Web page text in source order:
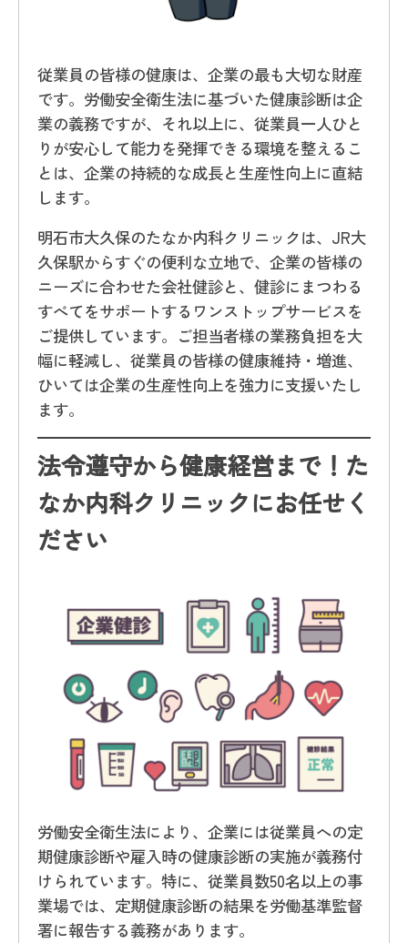
従業員の皆様の健康は、企業の最も大切な財産
です。労働安全衛生法に基づいた健康診断は企
業の義務ですが、それ以上に、従業員一人ひと
りが安心して能力を発揮できる環境を整えるこ
とは、企業の持続的な成長と生産性向上に直結
します。
明石市大久保のたなか内科クリニックは、JR大
久保駅からすぐの便利な立地で、企業の皆様の
ニーズに合わせた会社健診と、健診にまつわる
すべてをサポートするワンストップサービスを
ご提供しています。ご担当者様の業務負担を大
幅に軽減し、従業員の皆様の健康維持・増進、
ひいては企業の生産性向上を強力に支援いたし
ます。
法令遵守から健康経営まで！た
なか内科クリニックにお任せく
ださい
労働安全衛生法により、企業には従業員への定
期健康診断や雇入時の健康診断の実施が義務付
けられています。特に、従業員数50名以上の事
業場では、定期健康診断の結果を労働基準監督
署に報告する義務があります。